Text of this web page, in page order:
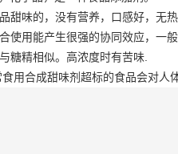
甜味的，没有营养，口感好，无
使用能产生很强的协同效应，一
糖精相似。高浓度时有苦味.
用合成甜味剂超标的食品会对